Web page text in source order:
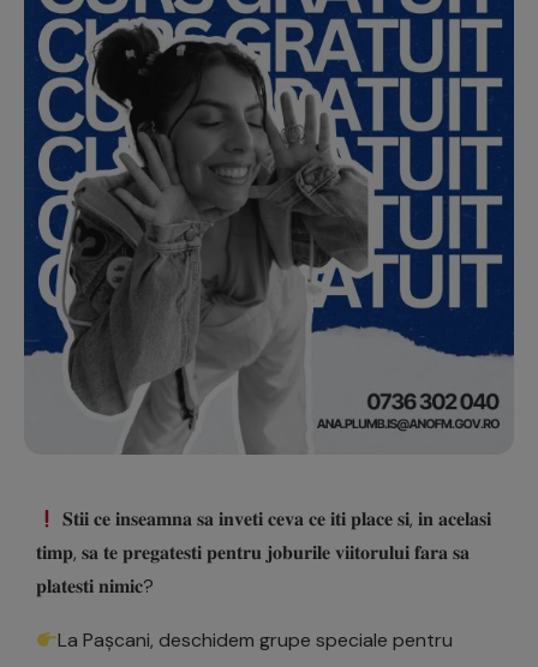
𝐒𝐭𝐢𝐢 𝐜𝐞 𝐢𝐧𝐬𝐞𝐚𝐦𝐧𝐚 𝐬𝐚 𝐢𝐧𝐯𝐞𝐭𝐢 𝐜𝐞𝐯𝐚 𝐜𝐞 𝐢𝐭𝐢 𝐩𝐥𝐚𝐜𝐞 𝐬𝐢, 𝐢𝐧 𝐚𝐜𝐞𝐥𝐚𝐬𝐢
𝐭𝐢𝐦𝐩, 𝐬𝐚 𝐭𝐞 𝐩𝐫𝐞𝐠𝐚𝐭𝐞𝐬𝐭𝐢 𝐩𝐞𝐧𝐭𝐫𝐮 𝐣𝐨𝐛𝐮𝐫𝐢𝐥𝐞 𝐯𝐢𝐢𝐭𝐨𝐫𝐮𝐥𝐮𝐢 𝐟𝐚𝐫𝐚 𝐬𝐚
𝐩𝐥𝐚𝐭𝐞𝐬𝐭𝐢 𝐧𝐢𝐦𝐢𝐜?
La Pașcani, deschidem grupe speciale pentru